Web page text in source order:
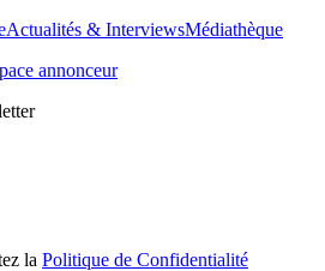
Actualités & InterviewsMédiathèque
annonceur
la Politique de Confidentialité